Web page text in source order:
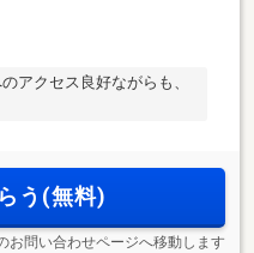
アクセス良好ながらも、
う(無料)
お問い合わせページへ移動します